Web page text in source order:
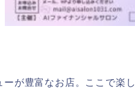
ーが豊富なお店。ここで楽